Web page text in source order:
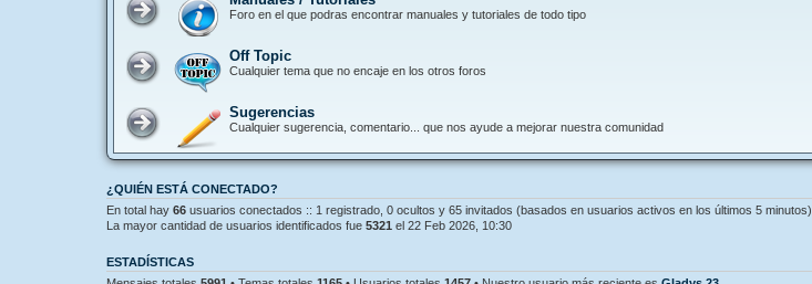
Foro en el que podras encontrar manuales y tutoriales de todo tipo
Off Topic
Cualquier tema que no encaje en los otros foros
Sugerencias
Cualquier sugerencia, comentario... que nos ayude a mejorar nuestra comunidad
¿QUIÉN ESTÁ CONECTADO?
En total hay 66 usuarios conectados :: 1 registrado, 0 ocultos y 65 invitados (basados en usuarios activos en los últimos 5 minutos)
La mayor cantidad de usuarios identificados fue 5321 el 22 Feb 2026, 10:30
ESTADÍSTICAS